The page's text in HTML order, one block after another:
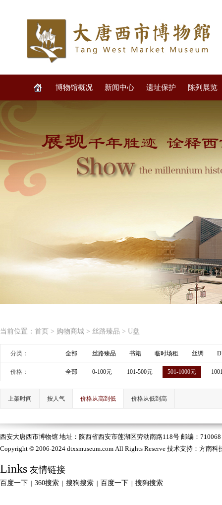
博物馆概况 新闻中心 遗址保护 陈列展览
当前位置： 首页 > 购物商城 > 丝路臻品 > U盘
分类： 全部 丝路臻品 书籍 临时场租 丝绸
价格： 全部 0-100元 101-500元 501-1000元
上架时间 按人气 价格从高到低 价格从低到高
西安大唐西市博物馆 地址：陕西省西安市莲湖区劳动南路118号 邮编：
Copyright © 2006-2024 dtxsmuseum.com All Rights Reserve 技术支持： 方南科
Links 友情链接
百度一下 360搜索 搜狗搜索 百度一下 搜狗搜索